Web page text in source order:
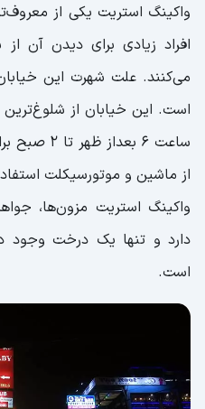
واکینگ استریت یکی از
افراد زیادی برای دیدن آن از
می‌کنند. علت شهرت این
است. این خیابان از
ساعت 6
از ماشین و موتورسیکلت
واکینگ استریت مزون‌ها،
دارد و تنها یک درخت وجود
است.